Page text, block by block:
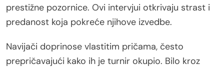
prestižne pozornice. Ovi intervjui otkrivaju strast i
predanost koja pokreće njihove izvedbe.
Navijači doprinose vlastitim pričama, često
prepričavajući kako ih je turnir okupio. Bilo kroz